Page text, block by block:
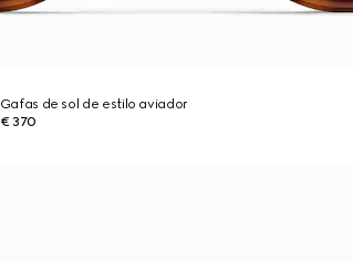
Gafas de sol de estilo aviador
€ 370